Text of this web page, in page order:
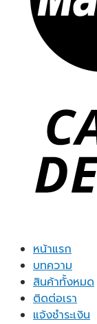
หน้าแรก
บทความ
สินค้าทั้งหมด
ติดต่อเรา
แจ้งชำระเงิน